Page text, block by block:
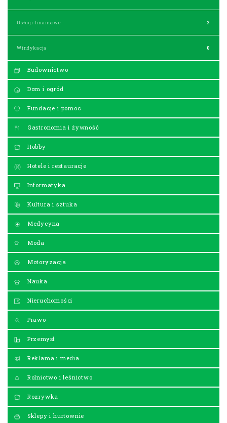
Usługi finansowe 2
Windykacja 0
Budownictwo
Dom i ogród
Fundacje i pomoc
Gastronomia i żywność
Hobby
Hotele i restauracje
Informatyka
Kultura i sztuka
Medycyna
Moda
Motoryzacja
Nauka
Nieruchomości
Prawo
Przemysł
Reklama i media
Rolnictwo i leśnictwo
Rozrywka
Sklepy i hurtownie